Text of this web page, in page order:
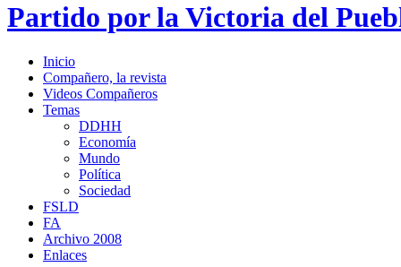
Partido por la Victoria del
Inicio
Compañero, la revista
Videos Compañeros
Temas
DDHH
Economía
Mundo
Política
Sociedad
FSLD
FA
Archivo 2008
Enlaces